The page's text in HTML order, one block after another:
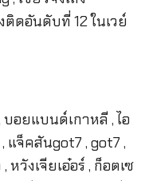
ติดอันดับที่ 12 ในเวย์